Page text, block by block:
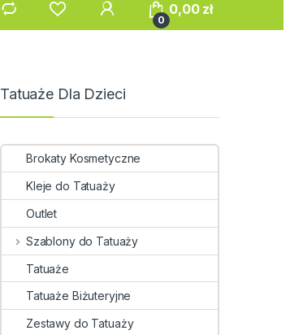
0
0,00 zł
Tatuaże Dla Dzieci
Brokaty Kosmetyczne
Kleje do Tatuaży
Outlet
Szablony do Tatuaży
Tatuaże
Tatuaże Biżuteryjne
Zestawy do Tatuaży